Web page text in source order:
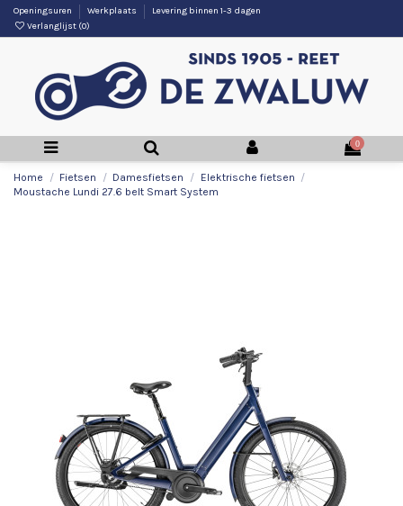
Openingsuren Werkplaats
Levering binnen 1-3 dagen
Verlanglijst (0)
0
Home Fietsen Damesfietsen
Elektrische fietsen
Moustache Lundi 27.6 belt Smart System